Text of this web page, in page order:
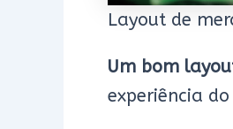
Layout de
Um bom
experiência